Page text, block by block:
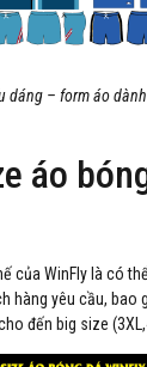
dáng – form áo
áo
của WinFly là có
hàng yêu cầu, bao
đến big size